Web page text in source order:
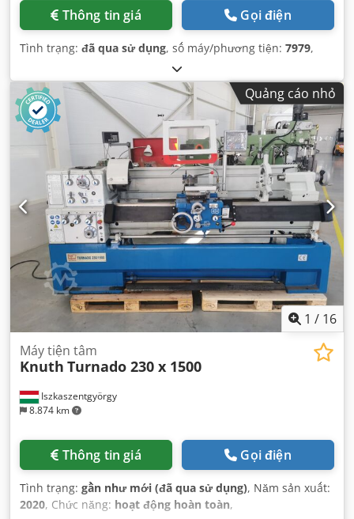
Thông tin giá Gọi điện
Tình trạng: đã qua sử dụng, số máy/phương tiện: 7979,
Quảng cáo nhỏ
1 / 16
Iszkaszentgyörgy
8.874 km
Máy tiện tâm
Knuth Turnado 230 x 1500
Thông tin giá Gọi điện
Tình trạng: gần như mới (đã qua sử dụng), Năm sản xuất:
2020, Chức năng: hoạt động hoàn toàn,